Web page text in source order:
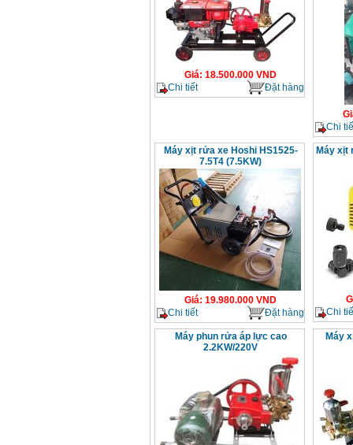
Giá: 18.500.000 VND
Chi tiết
Đặt hàng
Chi
Máy xịt rửa xe Hoshi HS1525-
7.5T4 (7.5KW)
Giá: 19.980.000 VND
Chi tiết
Đặt hàng
Máy xịt
Chi
Máy phun rửa áp lực cao
2.2KW/220V
Máy